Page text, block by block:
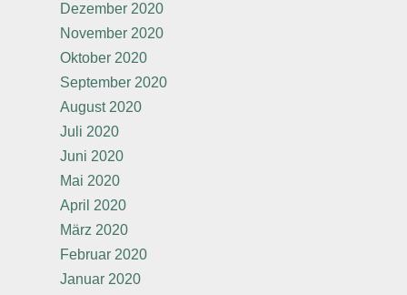
Dezember 2020
November 2020
Oktober 2020
September 2020
August 2020
Juli 2020
Juni 2020
Mai 2020
April 2020
März 2020
Februar 2020
Januar 2020